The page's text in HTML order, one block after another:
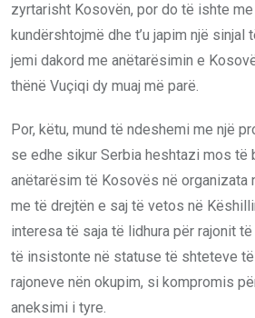
zyrtarisht Kosovën, por do të ishte
kundërshtojmë dhe t’u japim një
jemi dakord me anëtarësimin e
thënë Vuçiqi dy muaj më parë.
Por, këtu, mund të ndeshemi me një
se edhe sikur Serbia heshtazi mos të
anëtarësim të Kosovës në organizata
me të drejtën e saj të vetos në
interesa të saja të lidhura për rajonit
të insistonte në statuse të shteteve të
rajoneve nën okupim, si kompromis
aneksimi i tyre.